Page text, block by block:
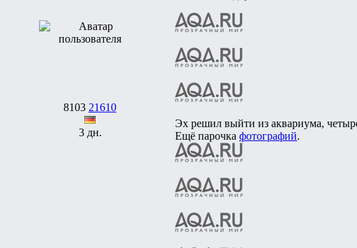
8103 21610
3 дн.
Эх решил выйти из аквариума,
Ещё парочка фотографий.